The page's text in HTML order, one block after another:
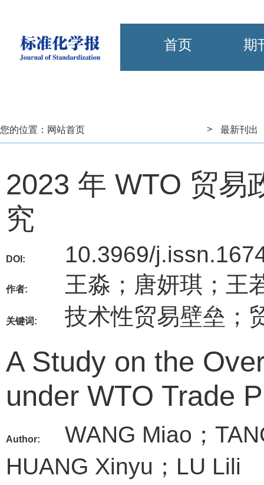
首页 期
您的位置： 网站首页 > 最新刊出
2023 年 WTO 贸易
究
DOI: 10.3969/
作者: 王淼；唐妍琪；王
关键词: 技术性贸易壁垒；
A Study on the
under WTO Trade
Author:
WANG Miao；
HUANG Xinyu；LU Lili